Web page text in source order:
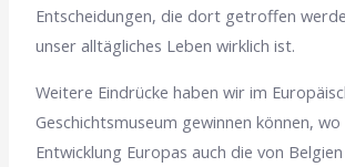
Entscheidungen, die dort getroffen
unser alltägliches Leben wirklich ist.
Weitere Eindrücke haben wir im
Geschichtsmuseum gewinnen können,
Entwicklung Europas auch die von